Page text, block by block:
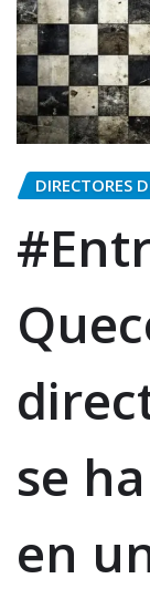
DIRECTORES
se
en